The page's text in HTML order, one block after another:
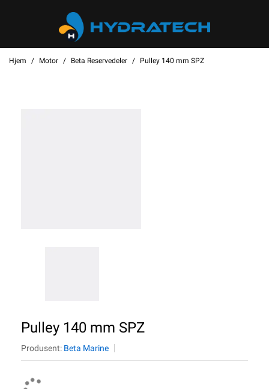
Hjem Motor Beta Reservedeler Pulley 140 mm SPZ
Pulley 140 mm SPZ
Produsent: Beta Marine